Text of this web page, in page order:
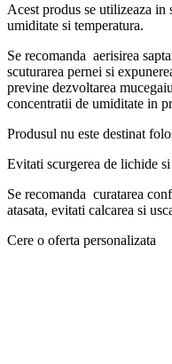
Acest produs se utilizeaza
umiditate si temperatura.
Se recomanda aerisirea
scuturarea pernei si
previne dezvoltarea
concentratii de umiditate in
Produsul nu este destinat
Evitati scurgerea de lichide
Se recomanda curatarea
atasata, evitati calcarea si
Cere o oferta personalizata